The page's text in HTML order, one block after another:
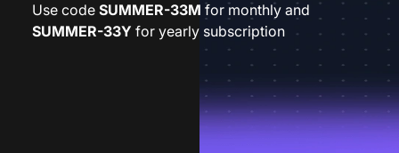
Use code SUMMER-33M for monthly and
SUMMER-33Y for yearly subscription